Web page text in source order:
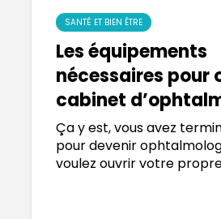
SANTÉ ET BIEN ÊTRE
Les équipements
nécessaires pour
cabinet
Ça y est, vous avez
pour devenir
voulez ouvrir votre